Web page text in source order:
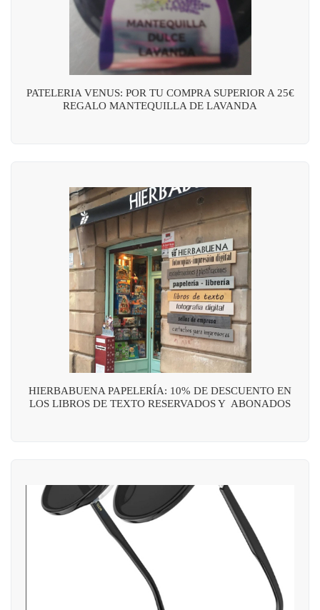
PATELERIA VENUS: POR TU COMPRA SUPERIOR A 25€
REGALO MANTEQUILLA DE LAVANDA
HIERBABUENA PAPELERÍA: 10% DE DESCUENTO EN
LOS LIBROS DE TEXTO RESERVADOS Y ABONADOS